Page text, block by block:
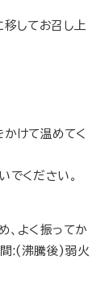
移してお召し上
けて温めてく
でください。
、よく振ってか
間:(沸騰後)弱火